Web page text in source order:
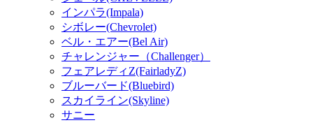
インパラ(Impala)
シボレー(Chevrolet)
ベル・エアー(Bel Air)
チャレンジャー（Challenger）
フェアレディZ(FairladyZ)
ブルーバード(Bluebird)
スカイライン(Skyline)
サニー